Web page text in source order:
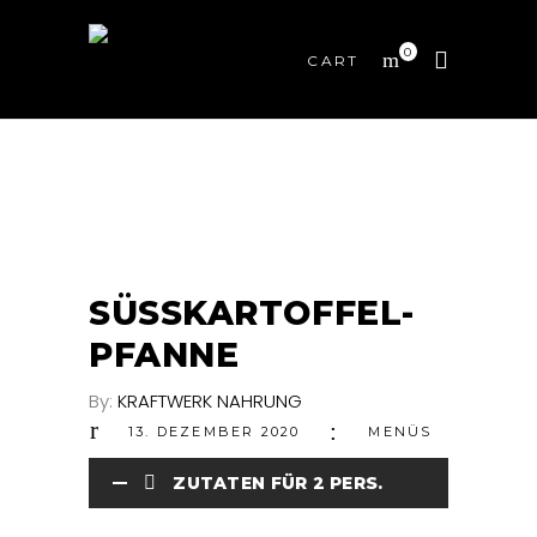
CART 0
SÜSSKARTOFFEL-
PFANNE
By: KRAFTWERK NAHRUNG
13. DEZEMBER 2020 MENÜS
ZUTATEN FÜR 2 PERS.